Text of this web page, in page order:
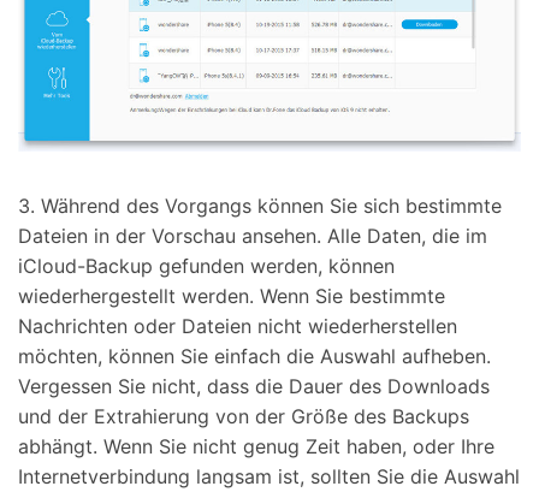
3. Während des Vorgangs können Sie sich bestimmte
Dateien in der Vorschau ansehen. Alle Daten, die im
iCloud-Backup gefunden werden, können
wiederhergestellt werden. Wenn Sie bestimmte
Nachrichten oder Dateien nicht wiederherstellen
möchten, können Sie einfach die Auswahl aufheben.
Vergessen Sie nicht, dass die Dauer des Downloads
und der Extrahierung von der Größe des Backups
abhängt. Wenn Sie nicht genug Zeit haben, oder Ihre
Internetverbindung langsam ist, sollten Sie die Auswahl